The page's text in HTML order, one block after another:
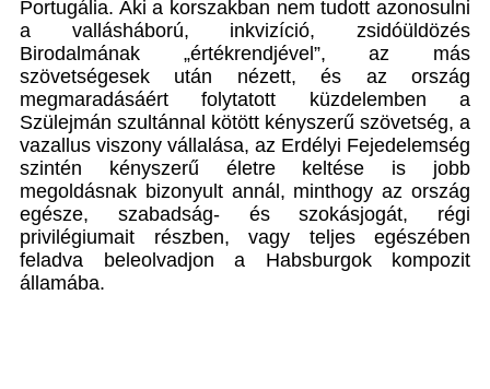
Portugália. Aki a korszakban nem tudott azonosulni
a vallásháború, inkvizíció, zsidóüldözés
Birodalmának „értékrendjével”, az más
szövetségesek után nézett, és az ország
megmaradásáért folytatott küzdelemben a
Szülejmán szultánnal kötött kényszerű szövetség, a
vazallus viszony vállalása, az Erdélyi Fejedelemség
szintén kényszerű életre keltése is jobb
megoldásnak bizonyult annál, minthogy az ország
egésze, szabadság- és szokásjogát, régi
privilégiumait részben, vagy teljes egészében
feladva beleolvadjon a Habsburgok kompozit
államába.